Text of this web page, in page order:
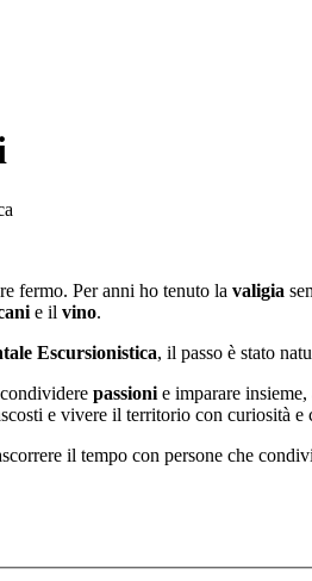
fermo. Per anni ho tenuto la valigia
e il vino.
Escursionistica, il passo è stato
passioni e imparare
e vivere il territorio con curiosità e
il tempo con persone che